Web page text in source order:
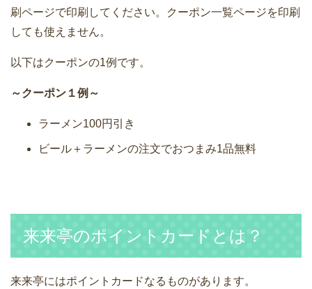
刷ページで印刷してください。クーポン一覧ページを印刷
しても使えません。
以下はクーポンの1例です。
～クーポン１例～
ラーメン100円引き
ビール＋ラーメンの注文でおつまみ1品無料
来来亭のポイントカードとは？
来来亭にはポイントカードなるものがあります。